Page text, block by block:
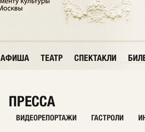
АФИША ТЕАТР СПЕКТАКЛИ
ПРЕССА
ВИДЕОРЕПОРТАЖИ ГАСТРОЛИ